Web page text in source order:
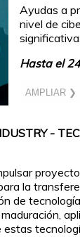
Ayudas a
nivel de
significativa.
Hasta el
AMPLIAR ❯
-
la
de
estas